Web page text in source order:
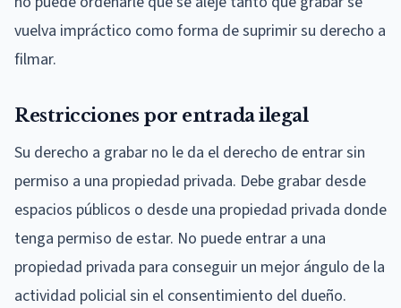
vuelva impráctico como forma de suprimir su derecho a
filmar.
Restricciones por entrada ilegal
Su derecho a grabar no le da el derecho de entrar sin
permiso a una propiedad privada. Debe grabar desde
espacios públicos o desde una propiedad privada donde
tenga permiso de estar. No puede entrar a una
propiedad privada para conseguir un mejor ángulo de la
actividad policial sin el consentimiento del dueño.